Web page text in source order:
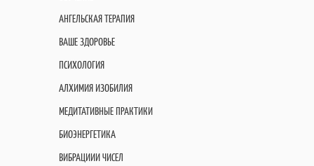
АНГЕЛЬСКАЯ ТЕРАПИЯ
ВАШЕ ЗДОРОВЬЕ
ПСИХОЛОГИЯ
АЛХИМИЯ ИЗОБИЛИЯ
МЕДИТАТИВНЫЕ ПРАКТИКИ
БИОЭНЕРГЕТИКА
ВИБРАЦИИИ ЧИСЕЛ